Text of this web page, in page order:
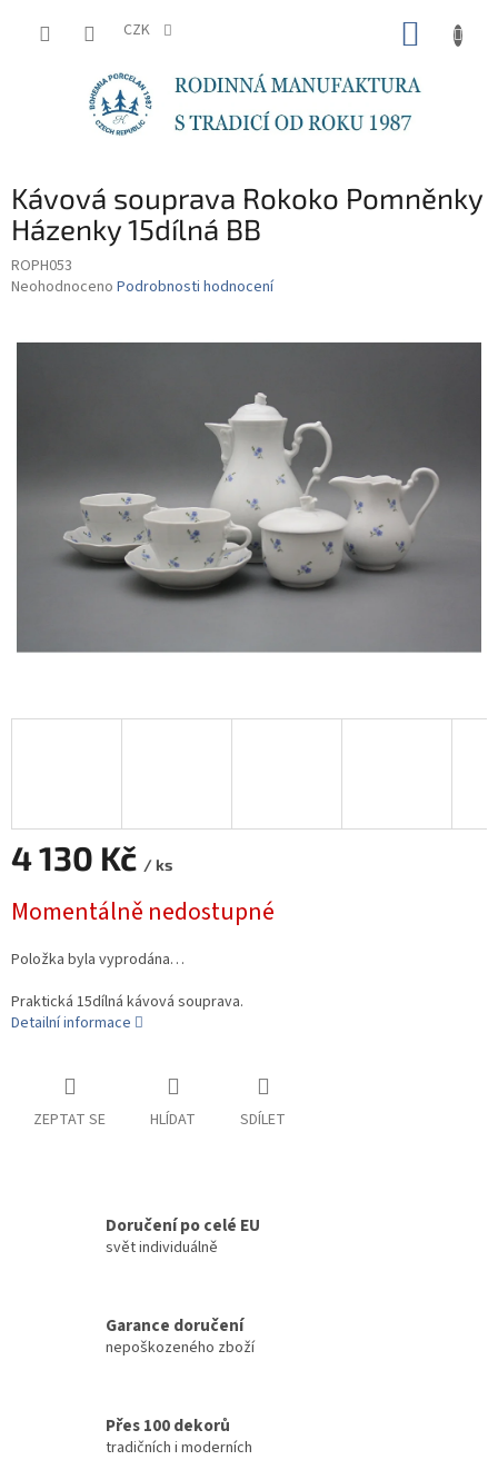
CZK
Kávová souprava Rokoko Pomněnky
Házenky 15dílná BB
ROPH053
Průměrné
je
Neohodnoceno Podrobnosti hodnocení
4 130 Kč / ks
cena:
Momentálně nedostupné
Položka byla vyprodána…
Praktická 15dílná kávová souprava.
Detailní informace
ZEPTAT SE HLÍDAT SDÍLET
Doručení po celé EU
svět individuálně
Garance doručení
nepoškozeného zboží
Přes 100 dekorů
tradičních i moderních